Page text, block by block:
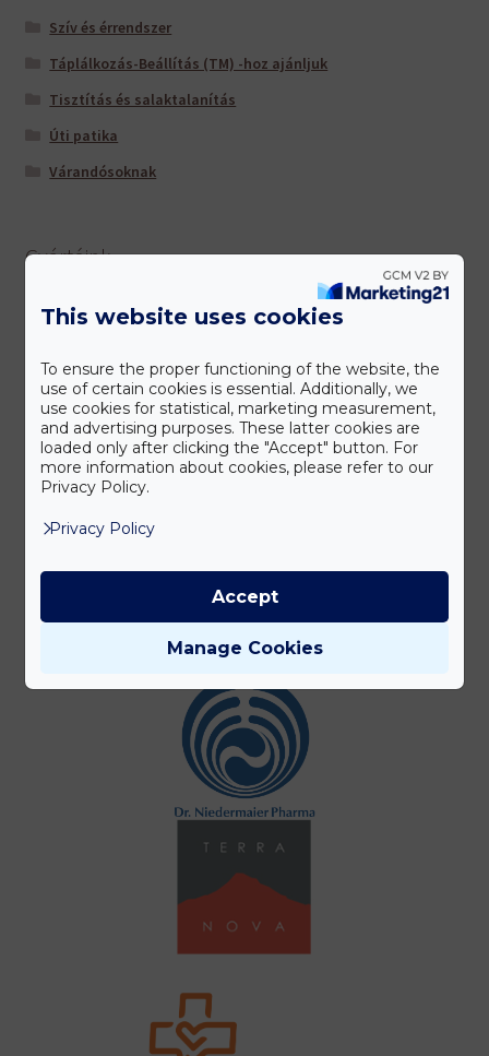
Szív és érrendszer
Táplálkozás-Beállítás (TM) -hoz ajánljuk
Tisztítás és salaktalanítás
Úti patika
Várandósoknak
Gyártóink
This website uses cookies
To ensure the proper functioning of the website, the
use of certain cookies is essential. Additionally, we
use cookies for statistical, marketing measurement,
and advertising purposes. These latter cookies are
loaded only after clicking the "Accept" button. For
more information about cookies, please refer to our
Privacy Policy.
Privacy Policy
Manage Cookies
Accept